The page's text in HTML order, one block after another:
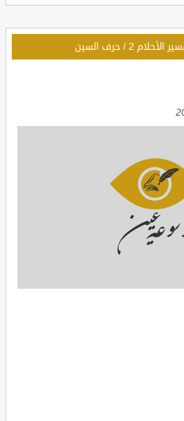
الأحلام 2 / حرف السين